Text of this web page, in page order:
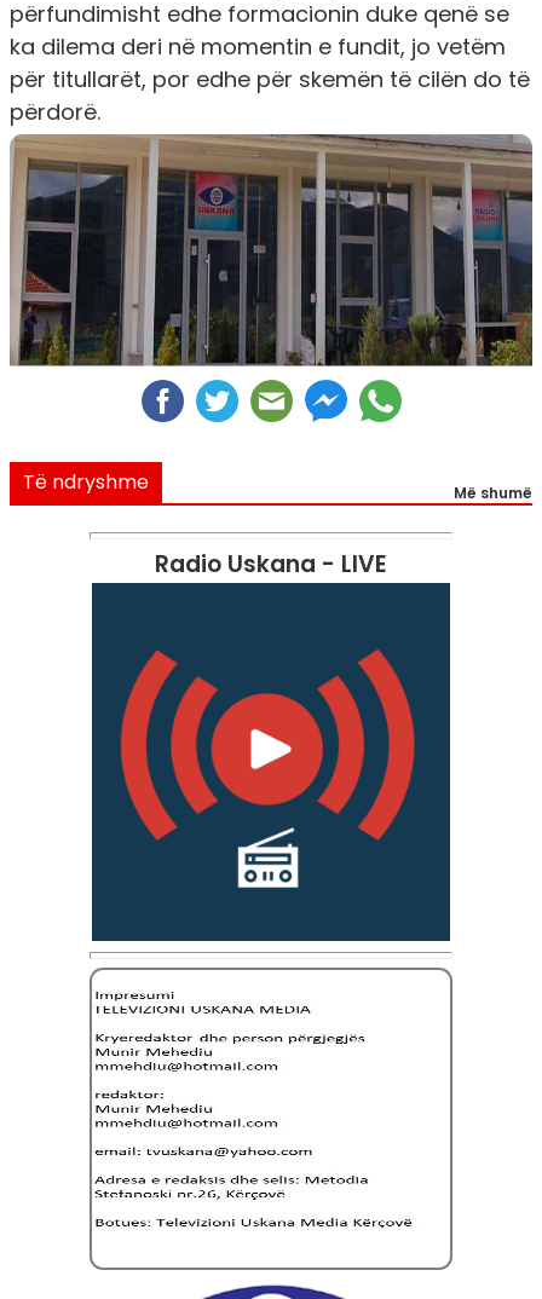
përfundimisht edhe formacionin duke qenë se
ka dilema deri në momentin e fundit, jo vetëm
për titullarët, por edhe për skemën të cilën do të
përdorë.
Të ndryshme Më shumë
Radio Uskana - LIVE